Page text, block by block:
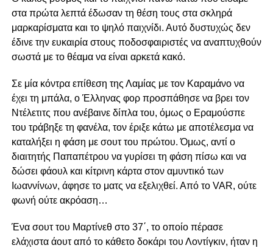
στα πρώτα λεπτά έδωσαν τη θέση τους στα σκληρά
μαρκαρίσματα και το ψηλό παιχνίδι. Αυτό δυστυχώς δεν
έδινε την ευκαιρία στους ποδοσφαιριστές να αναπτυχθούν
σωστά με το θέαμα να είναι αρκετά κακό.
Σε μία κόντρα επίθεση της Λαμίας με τον Καραμάνο να
έχει τη μπάλα, ο Έλληνας φορ προσπάθησε να βρει τον
Ντέλετιτς που ανέβαινε δίπλα του, όμως ο Εραμούσπε
του τράβηξε τη φανέλα, τον έριξε κάτω με αποτέλεσμα να
καταλήξει η φάση με σουτ του πρώτου. Όμως, αντί ο
διαιτητής Παπαπέτρου να γυρίσει τη φάση πίσω και να
δώσει φάουλ και κίτρινη κάρτα στον αμυντικό των
Ιωαννίνων, άφησε το ματς να εξελιχθεί. Από το VAR, ούτε
φωνή ούτε ακρόαση…
Ένα σουτ του Μαρτίνεθ στο 37΄, το οποίο πέρασε
ελάχιστα άουτ από το κάθετο δοκάρι του Λοντίγκιν, ήταν η